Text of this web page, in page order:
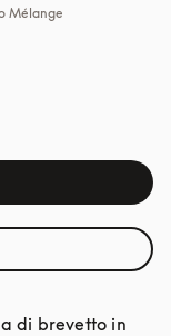
Mélange
di brevetto in